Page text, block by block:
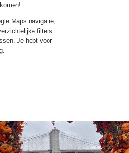
Maps navigatie,
filters
Je hebt voor